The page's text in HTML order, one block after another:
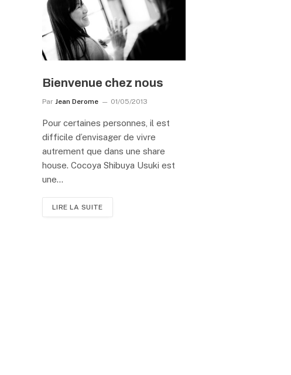
Bienvenue chez nous
Par Jean Derome 01/05/2013
Pour certaines personnes, il est
difficile d’envisager de vivre
autrement que dans une share
house. Cocoya Shibuya Usuki est
une…
LIRE LA SUITE